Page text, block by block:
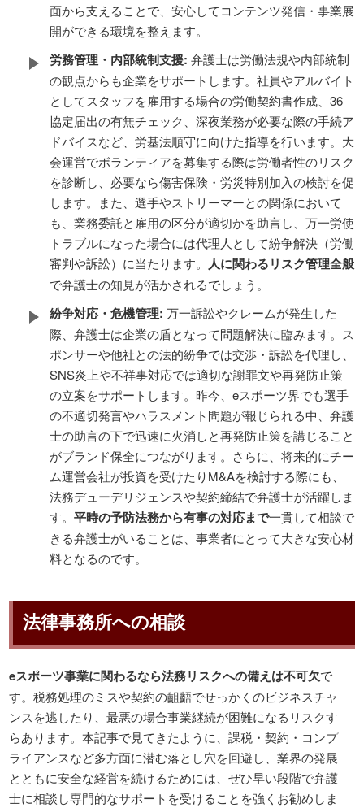
面から支えることで、安心してコンテンツ発信・事業展
開ができる環境を整えます。
労務管理・内部統制支援: 弁護士は労働法規や内部統制
の観点からも企業をサポートします。社員やアルバイト
としてスタッフを雇用する場合の労働契約書作成、36
協定届出の有無チェック、深夜業務が必要な際の手続ア
ドバイスなど、労基法順守に向けた指導を行います。大
会運営でボランティアを募集する際は労働者性のリスク
を診断し、必要なら傷害保険・労災特別加入の検討を促
します。また、選手やストリーマーとの関係において
も、業務委託と雇用の区分が適切かを助言し、万一労使
トラブルになった場合には代理人として紛争解決（労働
審判や訴訟）に当たります。 人に関わるリスク管理全般
で弁護士の知見が活かされるでしょう。
紛争対応・危機管理: 万一訴訟やクレームが発生した
際、弁護士は企業の盾となって問題解決に臨みます。ス
ポンサーや他社との法的紛争では交渉・訴訟を代理し、
SNS炎上や不祥事対応では適切な謝罪文や再発防止策
の立案をサポートします。昨今、eスポーツ界でも選手
の不適切発言やハラスメント問題が報じられる中、弁護
士の助言の下で迅速に火消しと再発防止策を講じること
がブランド保全につながります。さらに、将来的にチー
ム運営会社が投資を受けたりM&Aを検討する際にも、
法務デューデリジェンスや契約締結で弁護士が活躍しま
す。平時の予防法務から有事の対応まで一貫して相談で
きる弁護士がいることは、事業者にとって大きな安心材
料となるのです。
法律事務所への相談
eスポーツ事業に関わるなら法務リスクへの備えは不可欠で
す。税務処理のミスや契約の齟齬でせっかくのビジネスチャ
ンスを逃したり、最悪の場合事業継続が困難になるリスクす
らあります。本記事で見てきたように、課税・契約・コンプ
ライアンスなど多方面に潜む落とし穴を回避し、業界の発展
とともに安全な経営を続けるためには、ぜひ早い段階で弁護
士に相談し専門的なサポートを受けることを強くお勧めしま